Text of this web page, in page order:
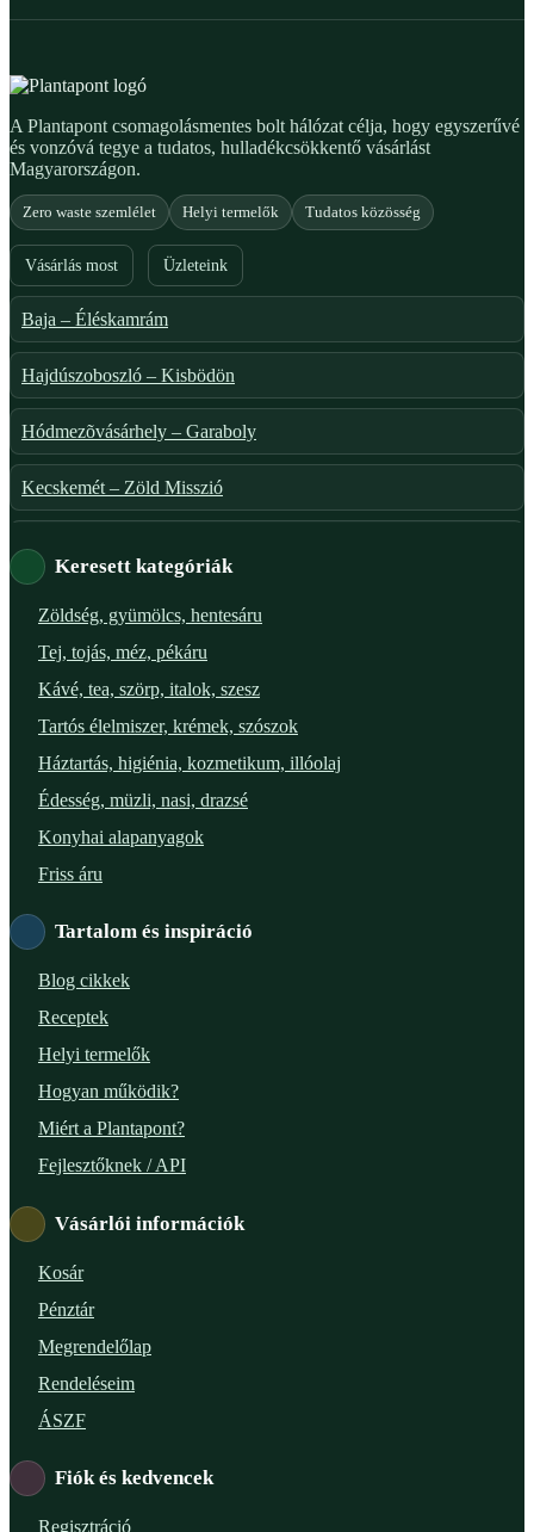
A Plantapont csomagolásmentes bolt hálózat célja, hogy egyszerűvé
és vonzóvá tegye a tudatos, hulladékcsökkentő vásárlást
Magyarországon.
Zero waste szemlélet Helyi termelők Tudatos közösség
Vásárlás most Üzleteink
Baja – Éléskamrám
Hajdúszoboszló – Kisbödön
Hódmezõvásárhely – Garaboly
Kecskemét – Zöld Misszió
XI. ker. – Lemérem
XVIII. ker. – Eni Mag-ház
Keresett kategóriák
Zöldség, gyümölcs, hentesáru
Tej, tojás, méz, pékáru
Kávé, tea, szörp, italok, szesz
Tartós élelmiszer, krémek, szószok
Háztartás, higiénia, kozmetikum, illóolaj
Édesség, müzli, nasi, drazsé
Konyhai alapanyagok
Friss áru
Tartalom és inspiráció
Blog cikkek
Receptek
Helyi termelők
Hogyan működik?
Miért a Plantapont?
Fejlesztőknek / API
Vásárlói információk
Kosár
Pénztár
Megrendelőlap
Rendeléseim
ÁSZF
Fiók és kedvencek
Regisztráció